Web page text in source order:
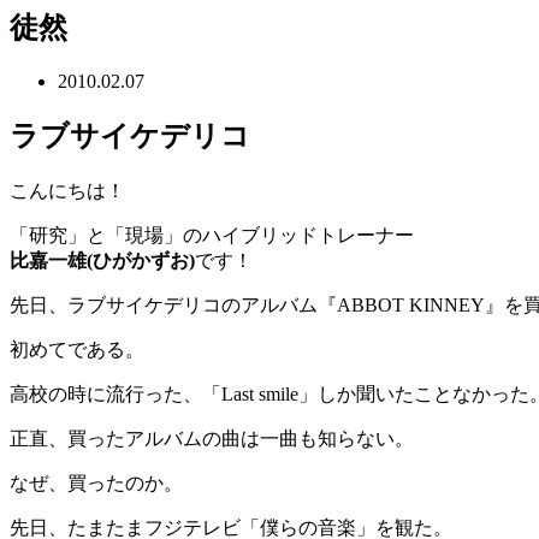
徒然
2010.02.07
ラブサイケデリコ
こんにちは！
「研究」と「現場」のハイブリッドトレーナー
比嘉一雄(ひがかずお)です！
先日、ラブサイケデリコのアルバム『ABBOT KINNEY』を買
初めてである。
高校の時に流行った、「Last smile」しか聞いたことなかった。
正直、買ったアルバムの曲は一曲も知らない。
なぜ、買ったのか。
先日、たまたまフジテレビ「僕らの音楽」を観た。